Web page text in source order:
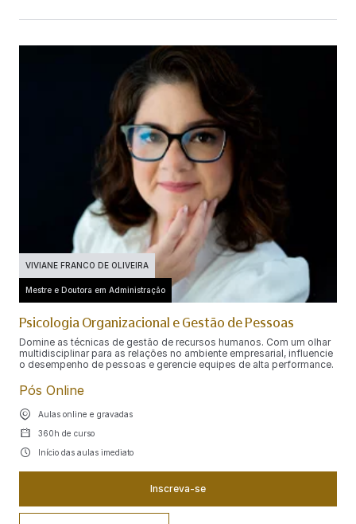
VIVIANE FRANCO DE OLIVEIRA
Mestre e Doutora em Administração
Psicologia Organizacional e Gestão de Pessoas
Domine as técnicas de gestão de recursos humanos. Com um olhar
multidisciplinar para as relações no ambiente empresarial, influencie
o desempenho de pessoas e gerencie equipes de alta performance.
Pós Online
Aulas online e gravadas
360h de curso
Início das aulas imediato
Inscreva-se